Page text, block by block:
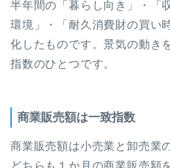
半年間の「暮らし向き」・「
環境」・「耐久消費財の買い
化したものです。景気の動き
指数のひとつです。
商業販売額は一致指数
商業販売額は小売業と卸売業
どちらも１か月の商業販売額